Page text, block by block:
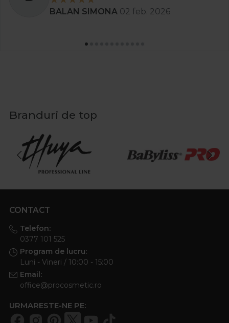
BALAN SIMONA 02 feb. 2026
Branduri de top
CONTACT
Telefon:
0377 101 525
Program de lucru:
Luni - Vineri / 10:00 - 15:00
Email:
office@procosmetic.ro
URMARESTE-NE PE: